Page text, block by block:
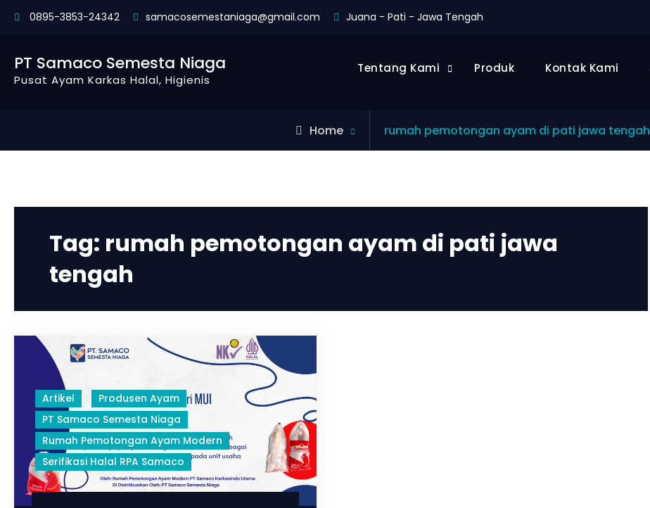
0895-3853-24342 samacosemestaniaga@gmail.com Juana - Pati - Jawa Tengah
PT Samaco Semesta Niaga
Pusat Ayam Karkas Halal, Higienis
Tentang Kami Produk Kontak Kami
Home
Posts
tagged
rumah pemotongan ayam di pati jawa tengah
Tag: rumah pemotongan ayam di pati jawa
tengah
Artikel
Produsen Ayam
PT Samaco Semesta Niaga
Rumah Pemotongan Ayam Modern
Serifikasi Halal RPA Samaco